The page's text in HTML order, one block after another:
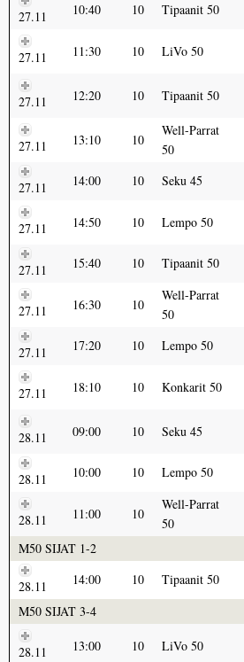
27.11 10:40 10 Tipaanit 50
27.11 11:30 10 LiVo 50
27.11 12:20 10 Tipaanit 50
27.11 13:10 10
Well-Parrat
50
27.11 14:00 10 Seku 45
27.11 14:50 10 Lempo 50
27.11 15:40 10 Tipaanit 50
27.11 16:30 10
Well-Parrat
50
27.11 17:20 10 Lempo 50
27.11 18:10 10 Konkarit 50
28.11 09:00 10 Seku 45
28.11 10:00 10 Lempo 50
28.11 11:00 10
Well-Parrat
50
M50 SIJAT 1-2
28.11 14:00 10 Tipaanit 50
M50 SIJAT 3-4
28.11 13:00 10 LiVo 50